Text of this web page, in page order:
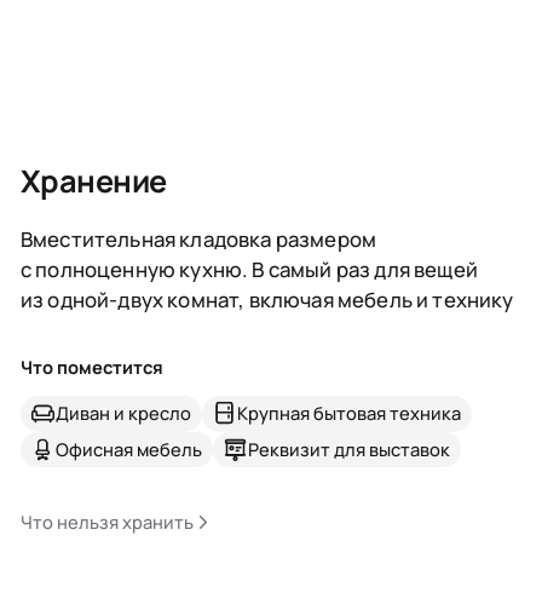
Хранение
Вместительная кладовка размером
с полноценную кухню. В самый раз для вещей
из одной-двух комнат, включая мебель и технику
Что поместится
Диван и кресло
Крупная бытовая техника
Офисная мебель
Реквизит для выставок
Что нельзя хранить